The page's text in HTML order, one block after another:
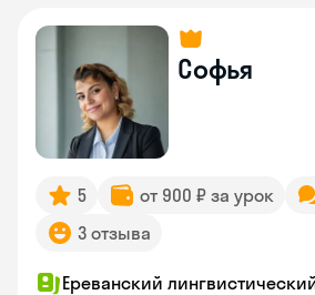
Софья
5 от 900 ₽ за урок
3 отзыва
Ереванский